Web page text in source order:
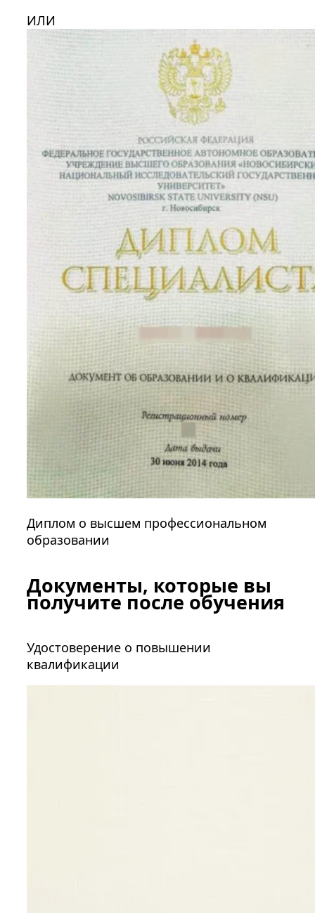
ИЛИ
Диплом о высшем профессиональном
образовании
Документы, которые вы
получите после обучения
Удостоверение о повышении
квалификации